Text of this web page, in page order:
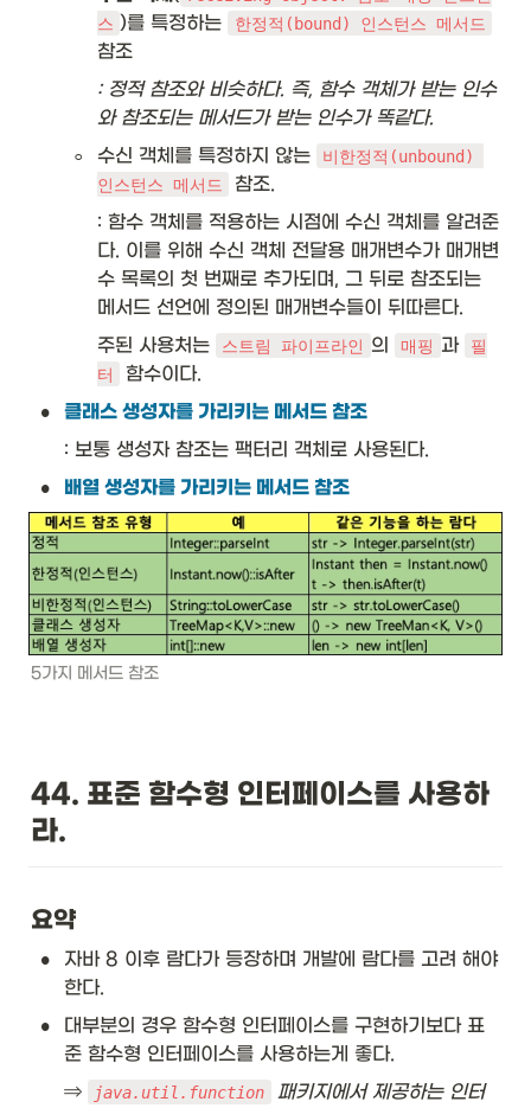
스 )를 특정하는 한정적(bound) 인스턴스 메서드
참조
: 정적 참조와 비슷하다. 즉, 함수 객체가 받는 인수
와 참조되는 메서드가 받는 인수가 똑같다.
◦ 수신 객체를 특정하지 않는
비한정적(unbound)
인스턴스 메서드
참조.
: 함수 객체를 적용하는 시점에 수신 객체를 알려준
다. 이를 위해 수신 객체 전달용 매개변수가 매개변
수 목록의 첫 번째로 추가되며, 그 뒤로 참조되는
메서드 선언에 정의된 매개변수들이 뒤따른다.
주된 사용처는
스트림 파이프라인 의 매핑 과
필
터
함수이다.
• 클래스 생성자를 가리키는 메서드 참조
: 보통 생성자 참조는 팩터리 객체로 사용된다.
• 배열 생성자를 가리키는 메서드 참조
5가지 메서드 참조
44. 표준 함수형 인터페이스를 사용하
라.
요약
•
자바 8 이후 람다가 등장하며 개발에 람다를 고려 해야
한다.
•
대부분의 경우 함수형 인터페이스를 구현하기보다 표
준 함수형 인터페이스를 사용하는게 좋다.
⇒
java.util.function
패키지에서 제공하는 인터